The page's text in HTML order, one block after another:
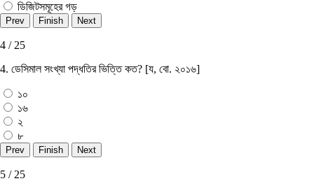
ডিজিটসমূহের গড়
4 / 25
4. ডেসিমাল সংখ্যা পদ্ধতির ভিত্তি কত? [য, বাে. ২০১৬]
১০
১৬
২
৮
5 / 25